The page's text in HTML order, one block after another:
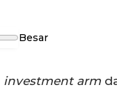
Besar
investment arm